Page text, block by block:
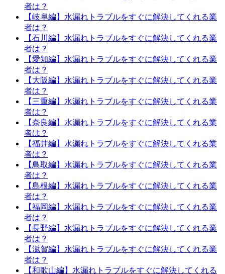
者は？
【岐阜編】水漏れトラブルをすぐに解決してくれる業
者は？
【石川編】水漏れトラブルをすぐに解決してくれる業
者は？
【愛知編】水漏れトラブルをすぐに解決してくれる業
者は？
【大阪編】水漏れトラブルをすぐに解決してくれる業
者は？
【三重編】水漏れトラブルをすぐに解決してくれる業
者は？
【奈良編】水漏れトラブルをすぐに解決してくれる業
者は？
【福井編】水漏れトラブルをすぐに解決してくれる業
者は？
【鳥取編】水漏れトラブルをすぐに解決してくれる業
者は？
【島根編】水漏れトラブルをすぐに解決してくれる業
者は？
【福岡編】水漏れトラブルをすぐに解決してくれる業
者は？
【長野編】水漏れトラブルをすぐに解決してくれる業
者は？
【滋賀編】水漏れトラブルをすぐに解決してくれる業
者は？
【和歌山編】水漏れトラブルをすぐに解決してくれる